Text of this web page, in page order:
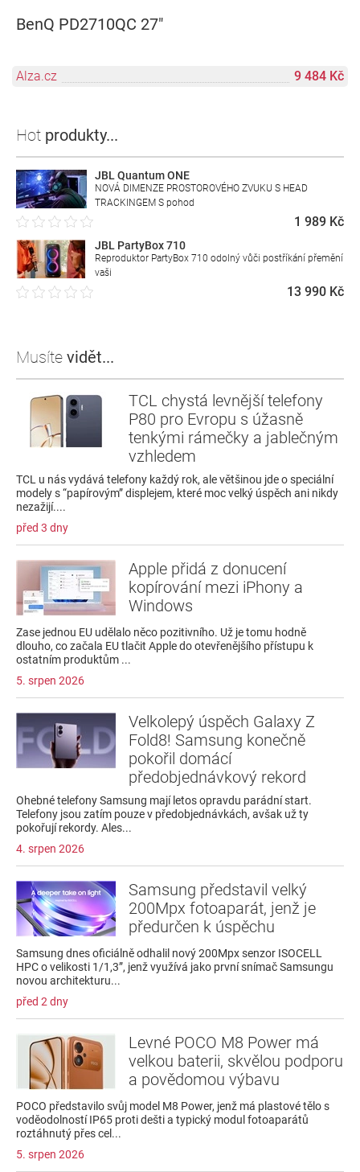
BenQ PD2710QC 27"
Alza.cz 9 484 Kč
Hot produkty...
JBL Quantum ONE
NOVÁ DIMENZE PROSTOROVÉHO ZVUKU S HEAD
TRACKINGEM S pohod
1 989 Kč
JBL PartyBox 710
Reproduktor PartyBox 710 odolný vůči postříkání přemění
vaši
13 990 Kč
Musíte vidět...
TCL chystá levnější telefony
P80 pro Evropu s úžasně
tenkými rámečky a jablečným
vzhledem
TCL u nás vydává telefony každý rok, ale většinou jde o speciální
modely s “papírovým” displejem, které moc velký úspěch ani nikdy
nezažijí....
před 3 dny
Apple přidá z donucení
kopírování mezi iPhony a
Windows
Zase jednou EU udělalo něco pozitivního. Už je tomu hodně
dlouho, co začala EU tlačit Apple do otevřenějšího přístupu k
ostatním produktům ...
5. srpen 2026
Velkolepý úspěch Galaxy Z
Fold8! Samsung konečně
pokořil domácí
předobjednávkový rekord
Ohebné telefony Samsung mají letos opravdu parádní start.
Telefony jsou zatím pouze v předobjednávkách, avšak už ty
pokořují rekordy. Ales...
4. srpen 2026
Samsung představil velký
200Mpx fotoaparát, jenž je
předurčen k úspěchu
Samsung dnes oficiálně odhalil nový 200Mpx senzor ISOCELL
HPC o velikosti 1/1,3”, jenž využívá jako první snímač Samsungu
novou architekturu...
před 2 dny
Levné POCO M8 Power má
velkou baterii, skvělou podporu
a povědomou výbavu
POCO představilo svůj model M8 Power, jenž má plastové tělo s
voděodolností IP65 proti dešti a typický modul fotoaparátů
roztáhnutý přes cel...
5. srpen 2026